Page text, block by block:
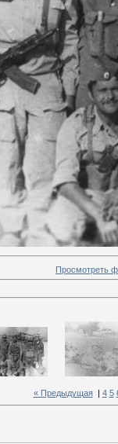
Просмотреть
« Предыдущая| 4 5